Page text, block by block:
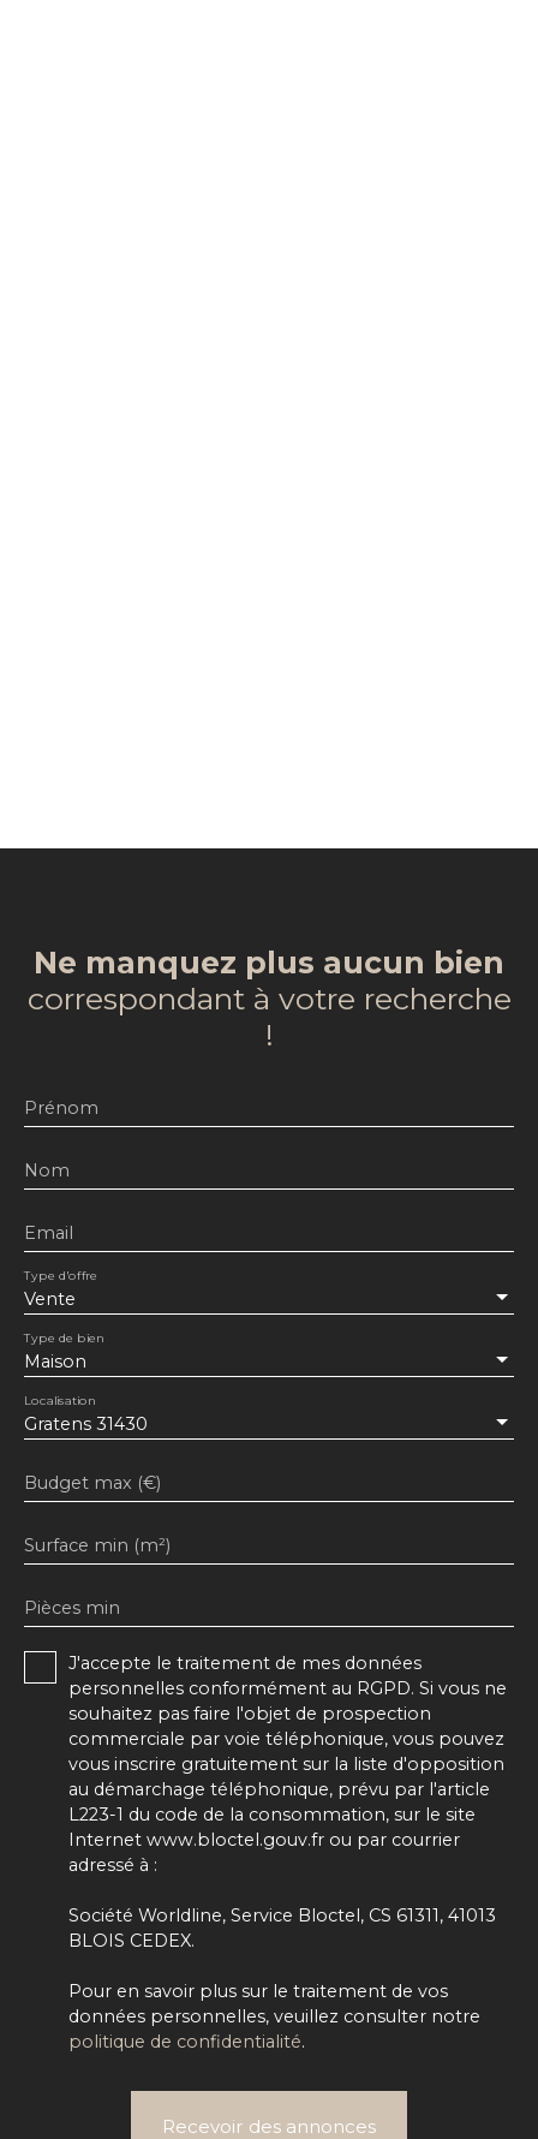
Ne manquez plus aucun bien
correspondant à votre recherche
!
Prénom
Nom
Email
Vente
Type d'offre
Maison
Type de bien
Gratens 31430
Localisation
Budget max (€)
Surface min (m²)
Pièces min
J'accepte le traitement de mes données
personnelles conformément au RGPD. Si vous ne
souhaitez pas faire l'objet de prospection
commerciale par voie téléphonique, vous pouvez
vous inscrire gratuitement sur la liste d'opposition
au démarchage téléphonique, prévu par l'article
L223-1 du code de la consommation, sur le site
Internet www.bloctel.gouv.fr ou par courrier
adressé à :
Société Worldline, Service Bloctel, CS 61311, 41013
BLOIS CEDEX.
Pour en savoir plus sur le traitement de vos
données personnelles, veuillez consulter notre
politique de confidentialité.
Recevoir des annonces